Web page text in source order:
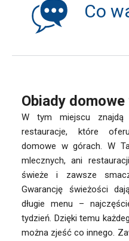
Co
Obiady
W tym miejscu znajdą
restauracje, które
domowe w górach. W
mlecznych, ani
świeże i zawsze
Gwarancję świeżości
długie menu –
tydzień. Dzięki temu
można zjeść co innego.